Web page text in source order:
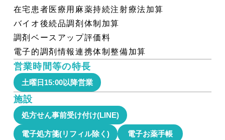
在宅患者医療用麻薬持続注射療法加算
バイオ後続品調剤体制加算
調剤ベースアップ評価料
電子的調剤情報連携体制整備加算
営業時間等の特長
土曜日15:00以降営業
施設
処方せん事前受け付け(LINE)
電子処方箋(リフィル除く) 電子お薬手帳